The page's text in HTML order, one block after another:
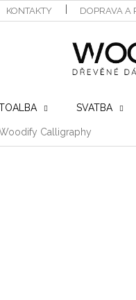
KONTAKTY DOPRAVA A
SVATBA
Calligraphy